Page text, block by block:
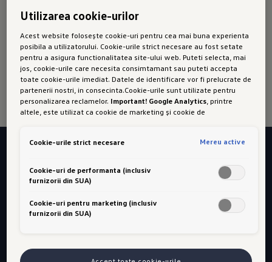
microorganisme, care sunt antrenate în fluxul de
aer circulat de instalație, ducând la apariția de
mirosuri deranjante și iritante pentru căile
respiratorii.
Vrei să afli mai multe?
Contactează un partener de
service
Utilizarea cookie-urilor
Acest website folosește cookie-uri pentru cea mai buna experienta
posibila a utilizatorului. Cookie-urile strict necesare au fost setate
pentru a asigura functionalitatea site-ului web. Puteti selecta, mai
jos, cookie-urile care necesita consimtamant sau puteti accepta
toate cookie-urile imediat. Datele de identificare vor fi prelucrate de
partenerii nostri, in consecinta.Cookie-urile sunt utilizate pentru
personalizarea reclamelor. Important! Google Analytics , printre
altele, este utilizat ca cookie de marketing și cookie de
protectie a datelor decat Uniunea Europeana. Prin urmare, nu poate
date datorita legislatiei actuale. Ca urmare, interferenta cu
drepturile și libertatile dumneavoastra personale nu poate fi
Daca autorizati setarea cookie-urilor in scopuri de
marketing sau a cookie-urilor de performanta, sunteti de acord, in
mod expres, cu acest transfer de date, in conformitate cu articolul
49 alineatul (1) litera (a) GDPR.
cookie-uri. Puteti gasi mai multe informatii despre cookie-uri in
Cookie-urile strict necesare Mereu active
Cookie-uri de performanta (inclusiv
furnizorii din SUA)
Cookie-uri pentru marketing (inclusiv
furnizorii din SUA)